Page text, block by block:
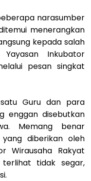
narasumber
menerangkan
kepada salah
Inkubator
pesan singkat
Guru dan para
enggan disebutkan
Memang benar
diberikan oleh
Wirausaha Rakyat
tidak segar,